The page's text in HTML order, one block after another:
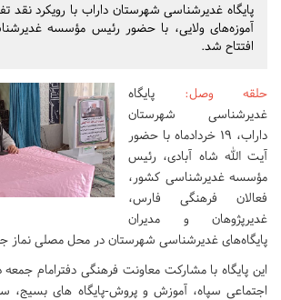
پایگاه غدیرشناسی شهرستان داراب با رویکرد نقد
آموزه‌های ولایی، با حضور رئیس مؤسسه
افتتاح شد.
حلقه وصل: پایگاه
غدیرشناسی شهرستان
داراب، 19 خردادماه با حضور
آیت الله شاه آبادی، رئیس
مؤسسه غدیرشناسی کشور،
فعالان فرهنگی فارس،
غدیرپژوهان و مدیران
پایگاه‌های غدیرشناسی شهرستان در محل مصلی نماز
این پایگاه با مشارکت معاونت فرهنگی دفترامام
اجتماعی سپاه، آموزش و پروش-پایگاه های بسیج،